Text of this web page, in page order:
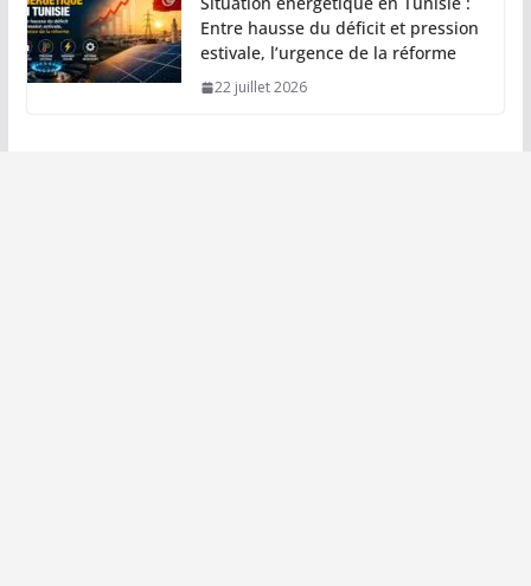
Entre hausse du déficit et pression
estivale, l’urgence de la réforme
22 juillet 2026